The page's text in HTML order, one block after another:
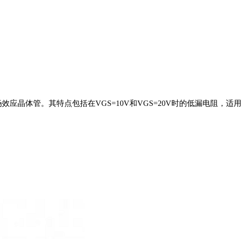
应晶体管。其特点包括在VGS=10V和VGS=20V时的低漏电阻，适